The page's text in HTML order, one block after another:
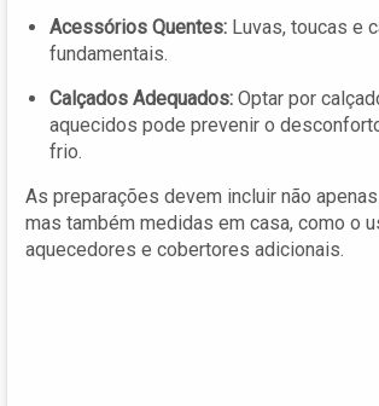
Acessórios Quentes: Luvas, toucas e
fundamentais.
Calçados Adequados: Optar por
aquecidos pode prevenir o
frio.
As preparações devem incluir não
mas também medidas em casa, como o
aquecedores e cobertores adicionais.